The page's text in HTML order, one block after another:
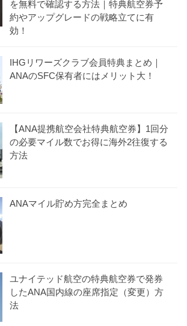
を無料で確認する方法｜特典航空券予
約やアップグレードの戦略立てに有
効！
IHGリワーズクラブ会員特典まとめ｜
ANAのSFC保有者にはメリット大！
【ANA提携航空会社特典航空券】1回分
の必要マイル数でお得に海外2往復する
方法
ANAマイル貯め方完全まとめ
ユナイテッド航空の特典航空券で発券
したANA国内線の座席指定（変更）方
法